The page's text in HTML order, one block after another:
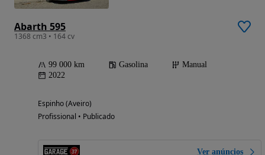
Abarth 595
1368 cm3 • 164 cv
99 000 km Gasolina
Manual
2022
Espinho (Aveiro)
Profissional • Publicado
Ver anúncios